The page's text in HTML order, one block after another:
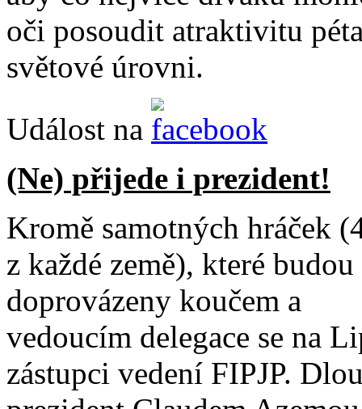
oči posoudit atraktivitu
světové úrovni.
Událost na
(Ne) přijede i prezident!
Kromě samotných hráček
z každé země), které budou
doprovázeny koučem a
vedoucím delegace se na
zástupci vedení FIPJP.